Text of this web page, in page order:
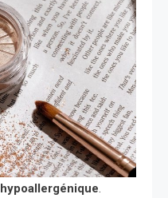
hypoallergénique.